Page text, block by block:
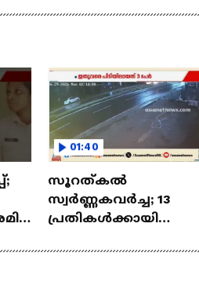
ബാലൻ
01:40
സൂറത്കല്‍
സ്വര്‍ണ്ണകവര്‍ച്ച; 13
പ്രതികള്‍ക്കായി
പുറത്തുവിട്ടു